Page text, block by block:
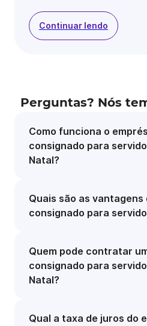
Continuar lendo
Perguntas? Nós
Como funciona o
consignado para
Natal?
Quais são as
consignado para
Quem pode contratar
consignado para
Natal?
Qual a taxa de juros do